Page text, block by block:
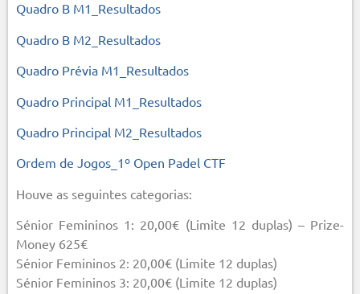
Quadro B M1_Resultados
Quadro B M2_Resultados
Quadro Prévia M1_Resultados
Quadro Principal M1_Resultados
Quadro Principal M2_Resultados
Ordem de Jogos_1º Open Padel CTF
Houve as seguintes categorias:
Sénior Femininos 1: 20,00€ (Limite 12 duplas) – Prize-
Money 625€
Sénior Femininos 2: 20,00€ (Limite 12 duplas)
Sénior Femininos 3: 20,00€ (Limite 12 duplas)